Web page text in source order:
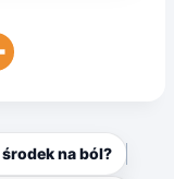
na ból?